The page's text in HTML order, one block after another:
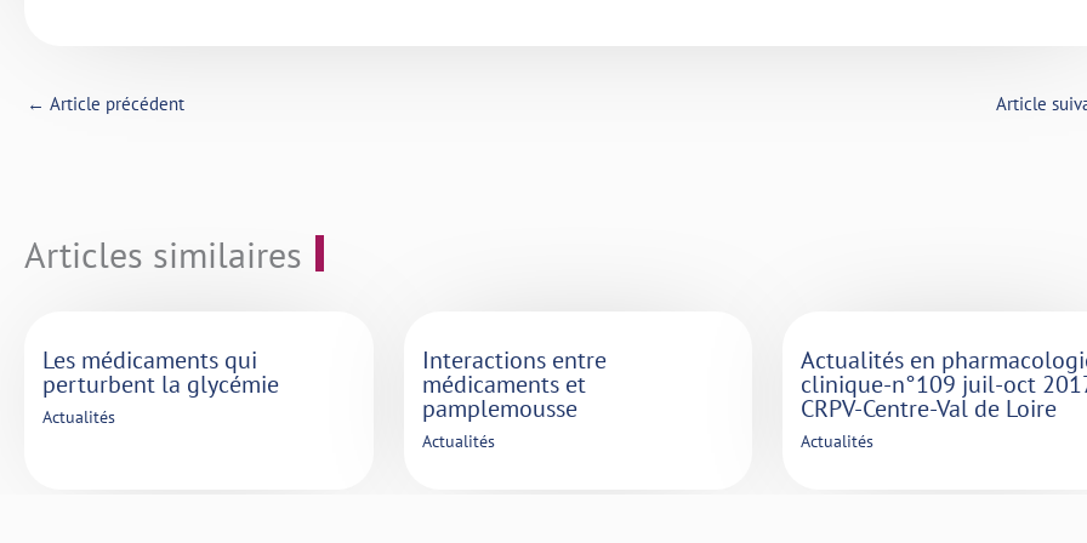
← Article précédent Article
Articles similaires
Les médicaments qui
perturbent la glycémie
Actualités
Interactions entre
médicaments et
pamplemousse
Actualités
Actualités en
clinique-n°109 juil-oct
CRPV-Centre-Val de Loire
Actualités